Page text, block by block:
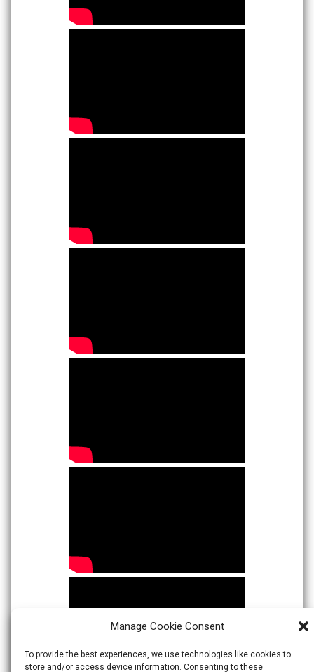
Manage Cookie Consent
To provide the best experiences, we use technologies like cookies to
store and/or access device information. Consenting to these